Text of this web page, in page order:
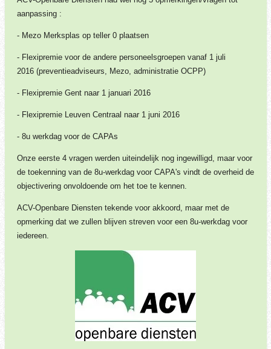
aanpassing :
- Mezo Merksplas op teller 0 plaatsen
- Flexipremie voor de andere personeelsgroepen vanaf 1 juli
2016 (preventieadviseurs, Mezo, administratie OCPP)
- Flexipremie Gent naar 1 januari 2016
- Flexipremie Leuven Centraal naar 1 juni 2016
- 8u werkdag voor de CAPAs
Onze eerste 4 vragen werden uiteindelijk nog ingewilligd, maar voor
de toekenning van de 8u-werkdag voor CAPA's vindt de overheid de
objectivering onvoldoende om het toe te kennen.
ACV-Openbare Diensten tekende voor akkoord, maar met de
opmerking dat we zullen blijven streven voor een 8u-werkdag voor
iedereen.